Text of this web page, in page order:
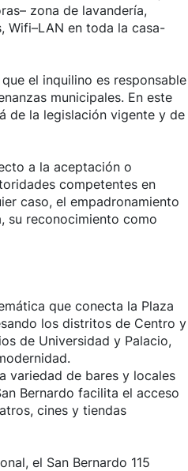
zona de lavandería,
Wifi–LAN en toda la casa-
el inquilino es responsable
municipales. En este
de la legislación vigente y de
a la aceptación o
competentes en
caso, el empadronamiento
su reconocimiento como
que conecta la Plaza
los distritos de Centro y
de Universidad y Palacio,
variedad de bares y locales
Bernardo facilita el acceso
cines y tiendas
el San Bernardo 115